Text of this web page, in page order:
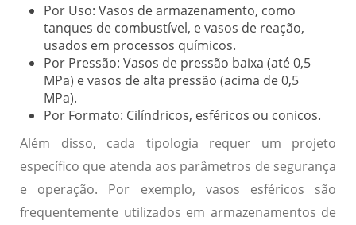
Por Uso: Vasos de armazenamento, como
tanques de combustível, e vasos de reação,
usados em processos químicos.
Por Pressão: Vasos de pressão baixa (até 0,5
MPa) e vasos de alta pressão (acima de 0,5
MPa).
Por Formato: Cilíndricos, esféricos ou conicos.
Além disso, cada tipologia requer um projeto
específico que atenda aos parâmetros de segurança
e operação. Por exemplo, vasos esféricos são
frequentemente utilizados em armazenamentos de